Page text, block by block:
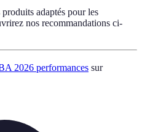
adaptés pour les
nos recommandations ci-
2026 performances sur